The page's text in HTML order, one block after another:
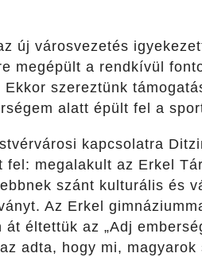
új városvezetés
megépült a rendkívül
szereztünk
alatt épült fel a
kapcsolatra
megalakult az Erkel
szánt kulturális és
Az Erkel
éltettük az „Adj
adta, hogy mi, magyarok